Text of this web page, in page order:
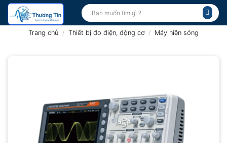
Bỏ
qua
Tìm
kiếm:
Trang chủ / Thiết bị đo điện, động cơ / Máy hiện sóng